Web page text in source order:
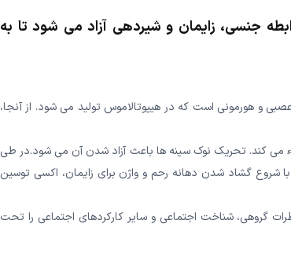
جنسی، زایمان و شیردهی آزاد می شود تا به
و هورمونی است که در هیپوتالاموس تولید می شود. از آنجا،
می کند. تحریک نوک سینه ها باعث آزاد شدن آن می شود.در طی
گشاد شدن دهانه رحم و واژن برای زایمان، اکسی توسین
گروهی، شناخت اجتماعی و سایر کارکردهای اجتماعی را تحت